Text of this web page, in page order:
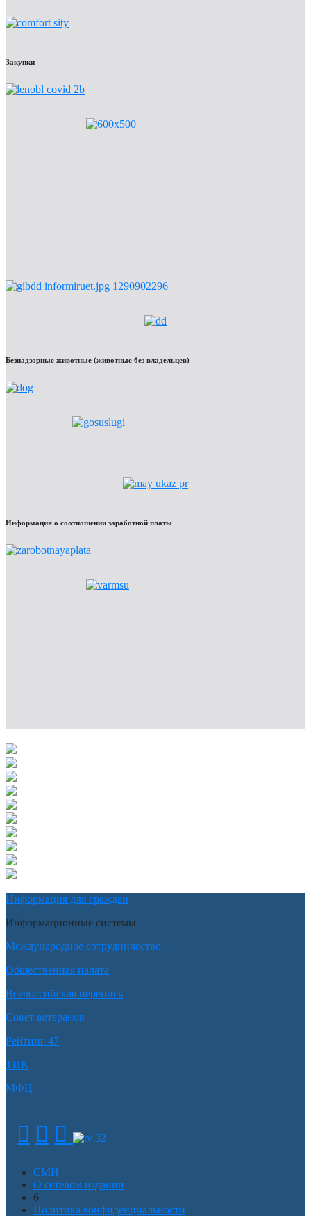
Закупки
Безнадзорные животные (животные без владельцев)
Информация о соотношении заработной платы
Информация для граждан
Информационные системы
Международное сотрудничество
Общественная палата
Всероссийская перепись
Совет ветеранов
Рейтинг 47
ТИК
МФЦ
СМИ
О сетевом издании
6+
Политика конфиденциальности